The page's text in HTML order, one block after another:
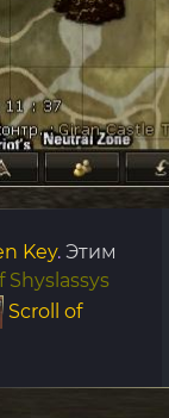
Key. Этим
Shyslassys
Scroll of